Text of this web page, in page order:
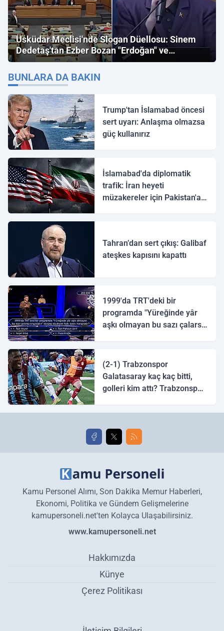
Üsküdar Meclisi'nde Slogan Düellosu: Sinem
Dedetaş'tan Ezber Bozan "Erdoğan" ve
"İmamoğlu" Çıkışı!
BUNLARA DA BAKIN
Trump'tan İslamabad öncesi
sert uyarı: Anlaşma olmazsa
güç kullanırız
İslamabad'da diplomatik
trafik: İran heyeti
müzakereler için Pakistan'a
Tahran’dan sert çıkış: Galibaf
ateşkes kapısını kapattı
1999'da TRT'deki bir
programda "Yüreğinde yâr
aşkı olmayan bu sazı çalarsa
(2-1) Trabzonspor
Galatasaray kaç kaç bitti,
golleri kim attı? Trabzonspor
golleri!
Kamu Personel Alımı, Son Dakika Memur Haberleri,
Ekonomi, Politika ve Gündem Gelişmelerine
kamupersoneli.net'ten Kolayca Ulaşabilirsiniz.
www.kamupersoneli.net
Hakkımızda
Künye
Çerez Politikası